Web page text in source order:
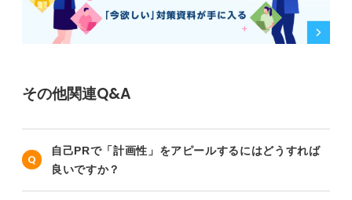
その他関連Q&A
自己PRで「計画性」をアピールするにはどうすれば
良いですか？